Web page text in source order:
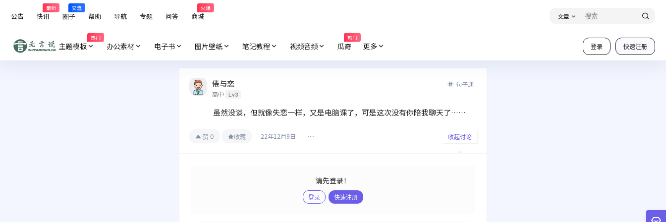
公告 快讯
最新
圈子
交流
帮助 导航 专题 问答 商城
火爆
文章
登录 快速注册
主题模板
热门
办公素材 电子书 图片壁纸 笔记教程 视频音频 瓜奇
热门
更多
倦与恋
高中 Lv3
句子迷
虽然没谈，但就像失恋一样，又是电脑课了，可是这次没有你陪我聊天了……
赞 0 收藏 22年12月9日 收起讨论
请先登录！
登录 快速注册